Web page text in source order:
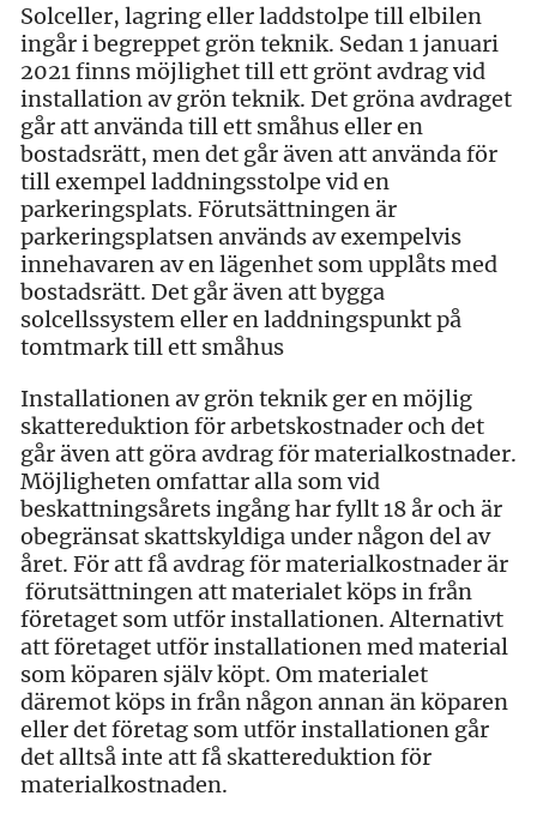
Solceller, lagring eller laddstolpe till elbilen
ingår i begreppet grön teknik. Sedan 1 januari
2021 finns möjlighet till ett grönt avdrag vid
installation av grön teknik. Det gröna avdraget
går att använda till ett småhus eller en
bostadsrätt, men det går även att använda för
till exempel laddningsstolpe vid en
parkeringsplats. Förutsättningen är
parkeringsplatsen används av exempelvis
innehavaren av en lägenhet som upplåts med
bostadsrätt. Det går även att bygga
solcellssystem eller en laddningspunkt på
tomtmark till ett småhus
Installationen av grön teknik ger en möjlig
skattereduktion för arbetskostnader och det
går även att göra avdrag för materialkostnader.
Möjligheten omfattar alla som vid
beskattningsårets ingång har fyllt 18 år och är
obegränsat skattskyldiga under någon del av
året. För att få avdrag för materialkostnader är
förutsättningen att materialet köps in från
företaget som utför installationen. Alternativt
att företaget utför installationen med material
som köparen själv köpt. Om materialet
däremot köps in från någon annan än köparen
eller det företag som utför installationen går
det alltså inte att få skattereduktion för
materialkostnaden.